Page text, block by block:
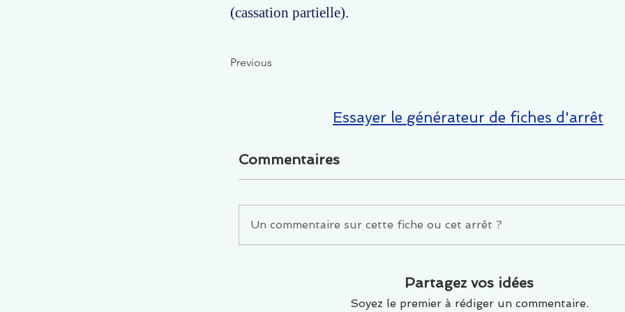
(cassation partielle).
Previous
Essayer le générateur de fiches d'arrêt
Commentaires
Un commentaire sur cette fiche ou cet arrêt ?
Partagez vos idées
Soyez le premier à rédiger un commentaire.